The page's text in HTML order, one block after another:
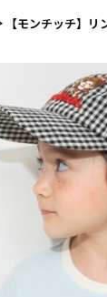
【モンチッチ】